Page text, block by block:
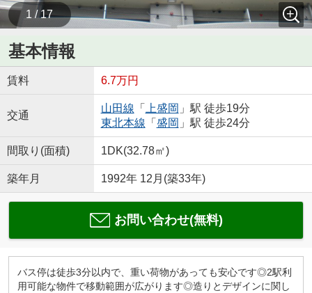
1 / 17
基本情報
賃料 6.7万円
交通
山田線 「 上盛岡 」駅 徒歩19分
東北本線 「 盛岡 」駅 徒歩24分
間取り(面積) 1DK(32.78㎡)
築年月 1992年 12月(築33年)
お問い合わせ(無料)
バス停は徒歩3分以内で、重い荷物があっても安心です◎2駅利
用可能な物件で移動範囲が広がります◎造りとデザインに関し